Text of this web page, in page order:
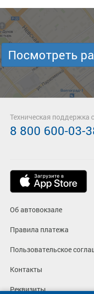
Посмотреть
Об автовокзале
Правила платежа
Пользовательское
Контакты
Реквизиты
Техническая поддержка
8 800 600-03-